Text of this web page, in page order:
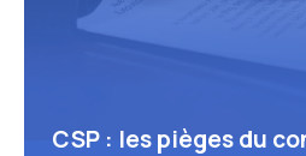
CSP : les pièges du